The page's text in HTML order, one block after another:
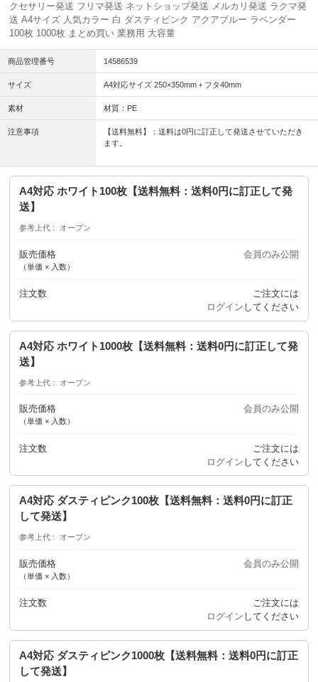
クセサリー発送 フリマ発送 ネットショップ発送 メルカリ発送 ラクマ発
送 A4サイズ 人気カラー 白 ダスティピンク アクアブルー ラベンダー
100枚 1000枚 まとめ買い 業務用 大容量
商品管理番号 14586539
サイズ A4対応サイズ 250×350mm＋フタ40mm
素材 材質：PE
注意事項
【送料無料】：送料は0円に訂正して発送させていただき
ます。
A4対応 ホワイト100枚【送料無料：送料0円に訂正して発
送】
参考上代 オープン
販売価格
（単価 × 入数）
会員のみ公開
注文数
ご注文には
ログイン してください
A4対応 ホワイト1000枚【送料無料：送料0円に訂正して発
送】
参考上代 オープン
販売価格
（単価 × 入数）
会員のみ公開
注文数
ご注文には
ログイン してください
A4対応 ダスティピンク100枚【送料無料：送料0円に訂正
して発送】
参考上代 オープン
販売価格
（単価 × 入数）
会員のみ公開
注文数
ご注文には
ログイン してください
A4対応 ダスティピンク1000枚【送料無料：送料0円に訂正
して発送】